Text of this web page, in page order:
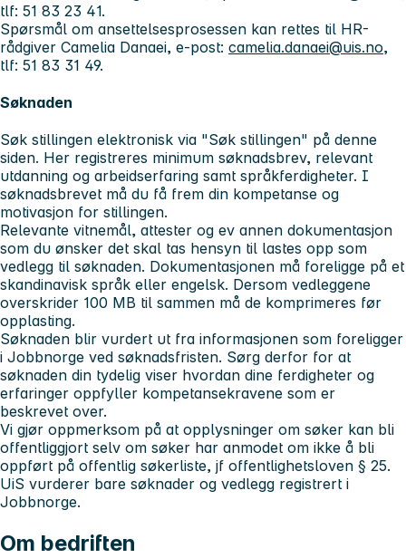
tlf: 51 83 23 41.
Spørsmål om ansettelsesprosessen kan rettes til HR-
rådgiver Camelia Danaei, e-post: camelia.danaei@uis.no,
tlf: 51 83 31 49.
Søknaden
Søk stillingen elektronisk via "Søk stillingen" på denne
siden. Her registreres minimum søknadsbrev, relevant
utdanning og arbeidserfaring samt språkferdigheter. I
søknadsbrevet må du få frem din kompetanse og
motivasjon for stillingen.
Relevante vitnemål, attester og ev annen dokumentasjon
som du ønsker det skal tas hensyn til lastes opp som
vedlegg til søknaden. Dokumentasjonen må foreligge på et
skandinavisk språk eller engelsk. Dersom vedleggene
overskrider 100 MB til sammen må de komprimeres før
opplasting.
Søknaden blir vurdert ut fra informasjonen som foreligger
i Jobbnorge ved søknadsfristen. Sørg derfor for at
søknaden din tydelig viser hvordan dine ferdigheter og
erfaringer oppfyller kompetansekravene som er
beskrevet over.
Vi gjør oppmerksom på at opplysninger om søker kan bli
offentliggjort selv om søker har anmodet om ikke å bli
oppført på offentlig søkerliste, jf offentlighetsloven § 25.
UiS vurderer bare søknader og vedlegg registrert i
Jobbnorge.
Om bedriften